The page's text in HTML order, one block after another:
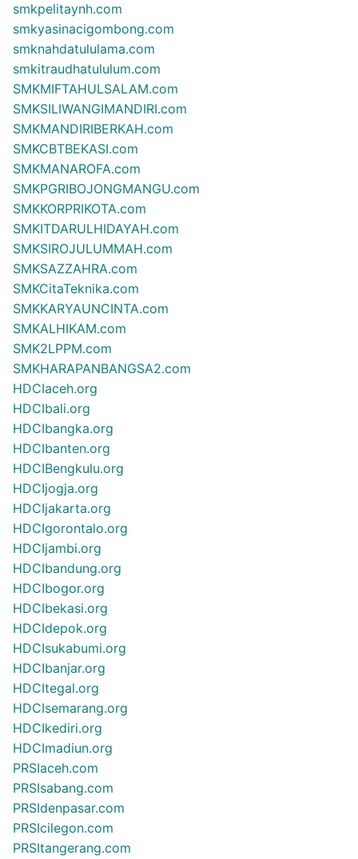
smkpelitaynh.com
smkyasinacigombong.com
smknahdatululama.com
smkitraudhatululum.com
SMKMIFTAHULSALAM.com
SMKSILIWANGIMANDIRI.com
SMKMANDIRIBERKAH.com
SMKCBTBEKASI.com
SMKMANAROFA.com
SMKPGRIBOJONGMANGU.com
SMKKORPRIKOTA.com
SMKITDARULHIDAYAH.com
SMKSIROJULUMMAH.com
SMKSAZZAHRA.com
SMKCitaTeknika.com
SMKKARYAUNCINTA.com
SMKALHIKAM.com
SMK2LPPM.com
SMKHARAPANBANGSA2.com
HDCIaceh.org
HDCIbali.org
HDCIbangka.org
HDCIbanten.org
HDCIBengkulu.org
HDCIjogja.org
HDCIjakarta.org
HDCIgorontalo.org
HDCIjambi.org
HDCIbandung.org
HDCIbogor.org
HDCIbekasi.org
HDCIdepok.org
HDCIsukabumi.org
HDCIbanjar.org
HDCItegal.org
HDCIsemarang.org
HDCIkediri.org
HDCImadiun.org
PRSIaceh.com
PRSIsabang.com
PRSIdenpasar.com
PRSIcilegon.com
PRSItangerang.com